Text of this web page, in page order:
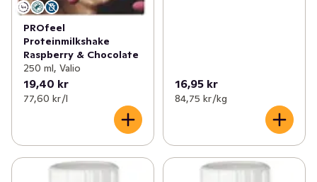
PROfeel
Proteinmilkshake
Raspberry & Chocolate
250 ml, Valio
19,40 kr
77,60 kr /l
16,95 kr
84,75 kr /kg